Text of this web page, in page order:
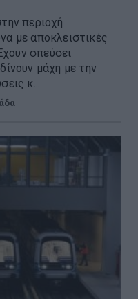
περιοχή
με αποκλειστικές
σπεύσει
μάχη με την
κ...